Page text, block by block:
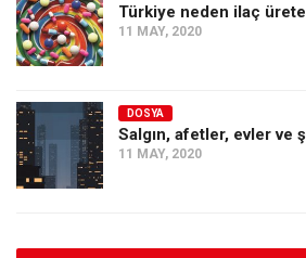
Türkiye neden ilaç
11 MAY, 2020
DOSYA
Salgın, afetler, evler ve
11 MAY, 2020